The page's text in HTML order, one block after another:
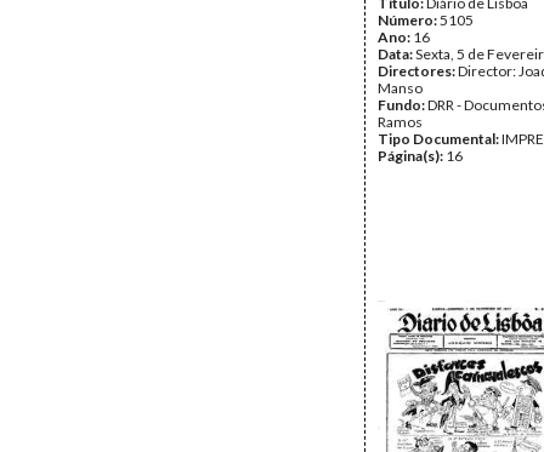
Número:5105
Ano: 16
Data:Sexta, 5 de
Directores:Director:
Manso
Fundo:DRR -
Ramos
Tipo Documental:
Página(s): 16